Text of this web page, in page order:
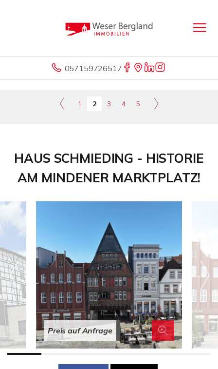
057159726517
1 2 3 4 5
HAUS SCHMIEDING - HISTORIE
AM MINDENER MARKTPLATZ!
Preis auf Anfrage